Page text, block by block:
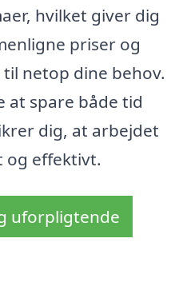
hvilket giver dig
priser og
netop dine behov.
at spare både tid
dig, at arbejdet
og effektivt.
uforpligtende